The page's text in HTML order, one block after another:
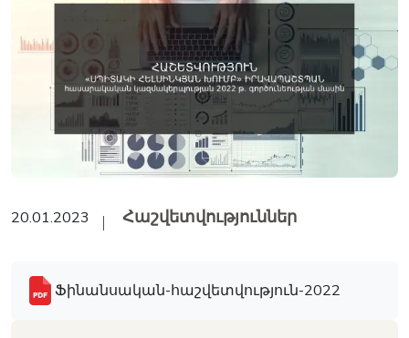
20.01.2023 Հաշվետվություններ
Ֆինանսական-հաշվետվություն-2022